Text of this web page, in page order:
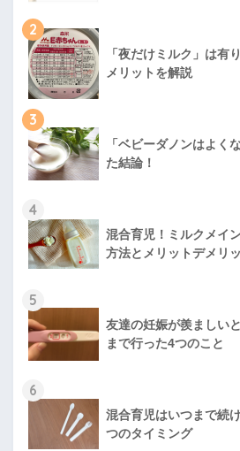
2
「夜だけミルク」は有
メリットを解説
3
「ベビーダノンはよく
た結論！
4
混合育児！ミルクメイ
方法とメリットデメリ
5
友達の妊娠が羨ましい
まで行った4つのこと
6
混合育児はいつまで続
つのタイミング